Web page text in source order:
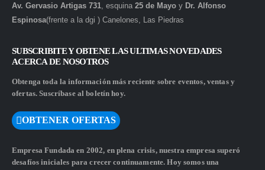
Av. Gervasio Artigas 731 , esquina 25 de Mayo y Dr. Alfonso
Espinosa(frente a la dgi ) Canelones, Las Piedras
SUBSCRIBITE Y OBTENE LAS ULTIMAS NOVEDADES
ACERCA DE NOSOTROS
Obtenga toda la información más reciente sobre eventos, ventas y
ofertas. Suscríbase al boletín hoy.
OBTENER OFERTAS
Empresa Fundada en 2002, en plena crisis, nuestra empresa superó
desafíos iniciales para crecer continuamente. Hoy somos una